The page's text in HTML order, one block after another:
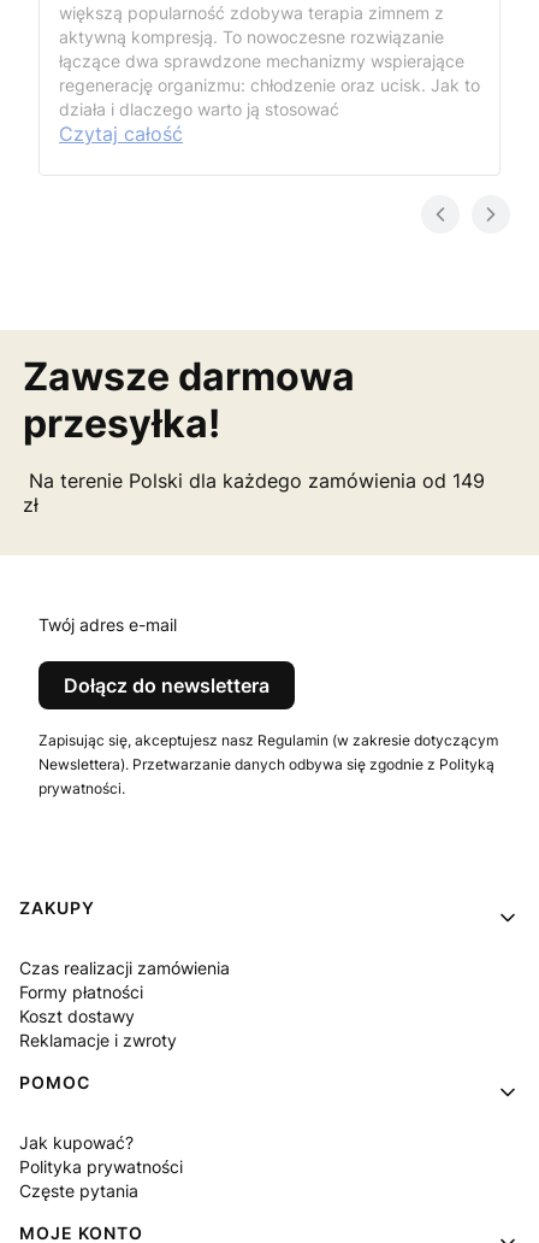
większą popularność zdobywa terapia zimnem z
aktywną kompresją. To nowoczesne rozwiązanie
łączące dwa sprawdzone mechanizmy wspierające
regenerację organizmu: chłodzenie oraz ucisk. Jak to
działa i dlaczego warto ją stosować
Czytaj całość
Zawsze darmowa
przesyłka!
Na terenie Polski dla każdego zamówienia od 149
zł
Twój adres e-mail
Dołącz do newslettera
Zapisując się, akceptujesz nasz Regulamin (w zakresie dotyczącym
Newslettera). Przetwarzanie danych odbywa się zgodnie z Polityką
prywatności.
Linki w stopce
ZAKUPY
Czas realizacji zamówienia
Formy płatności
Koszt dostawy
Reklamacje i zwroty
POMOC
Jak kupować?
Polityka prywatności
Częste pytania
MOJE KONTO